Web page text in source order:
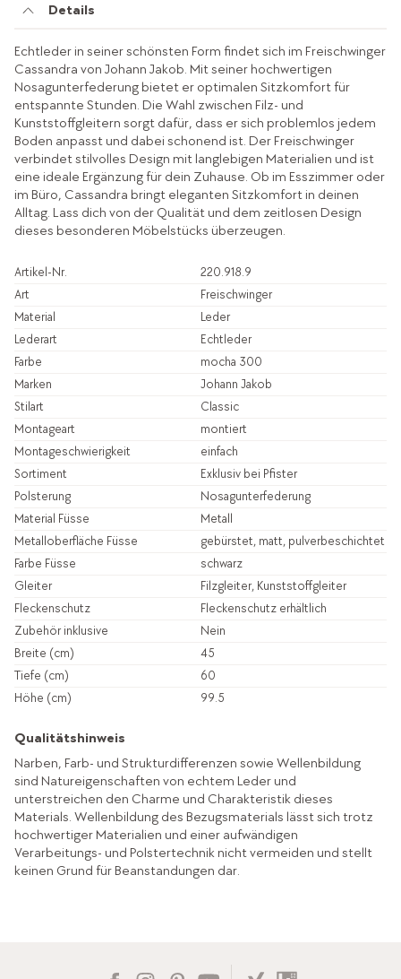
Details
Echtleder in seiner schönsten Form findet sich im Freischwinger
Cassandra von Johann Jakob. Mit seiner hochwertigen
Nosagunterfederung bietet er optimalen Sitzkomfort für
entspannte Stunden. Die Wahl zwischen Filz- und
Kunststoffgleitern sorgt dafür, dass er sich problemlos jedem
Boden anpasst und dabei schonend ist. Der Freischwinger
verbindet stilvolles Design mit langlebigen Materialien und ist
eine ideale Ergänzung für dein Zuhause. Ob im Esszimmer oder
im Büro, Cassandra bringt eleganten Sitzkomfort in deinen
Alltag. Lass dich von der Qualität und dem zeitlosen Design
dieses besonderen Möbelstücks überzeugen.
Artikel-Nr.
220.918.9
Art
Freischwinger
Material
Leder
Lederart
Echtleder
Farbe
mocha 300
Marken
Johann Jakob
Stilart
Classic
Montageart
montiert
Montageschwierigkeit
einfach
Sortiment
Exklusiv bei Pfister
Polsterung
Nosagunterfederung
Material Füsse
Metall
Metalloberfläche Füsse
gebürstet, matt, pulverbeschichtet
Farbe Füsse
schwarz
Gleiter
Filzgleiter, Kunststoffgleiter
Fleckenschutz
Fleckenschutz erhältlich
Zubehör inklusive
Nein
Breite (cm)
45
Tiefe (cm)
60
Höhe (cm)
99.5
Qualitätshinweis
Narben, Farb- und Strukturdifferenzen sowie Wellenbildung
sind Natureigenschaften von echtem Leder und
unterstreichen den Charme und Charakteristik dieses
Materials. Wellenbildung des Bezugsmaterials lässt sich trotz
hochwertiger Materialien und einer aufwändigen
Verarbeitungs- und Polstertechnik nicht vermeiden und stellt
keinen Grund für Beanstandungen dar.